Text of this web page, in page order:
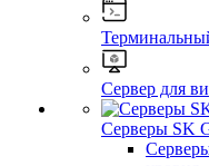
Сервер для
Серверы SK